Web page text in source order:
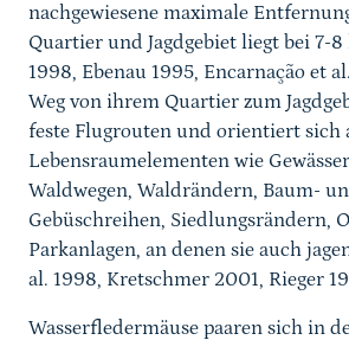
nachgewiesene maximale
Quartier und Jagdgebiet liegt bei 7-
1998, Ebenau 1995, Encarnação et
Weg von ihrem Quartier zum
feste Flugrouten und orientiert sich
Lebensraumelementen wie
Waldwegen, Waldrändern, Baum-
Gebüschreihen, Siedlungsrändern,
Parkanlagen, an denen sie auch
al. 1998, Kretschmer 2001, Rieger
Wasserfledermäuse paaren sich in